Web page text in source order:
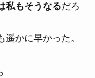
私もそうなるだろ
かに早かった。